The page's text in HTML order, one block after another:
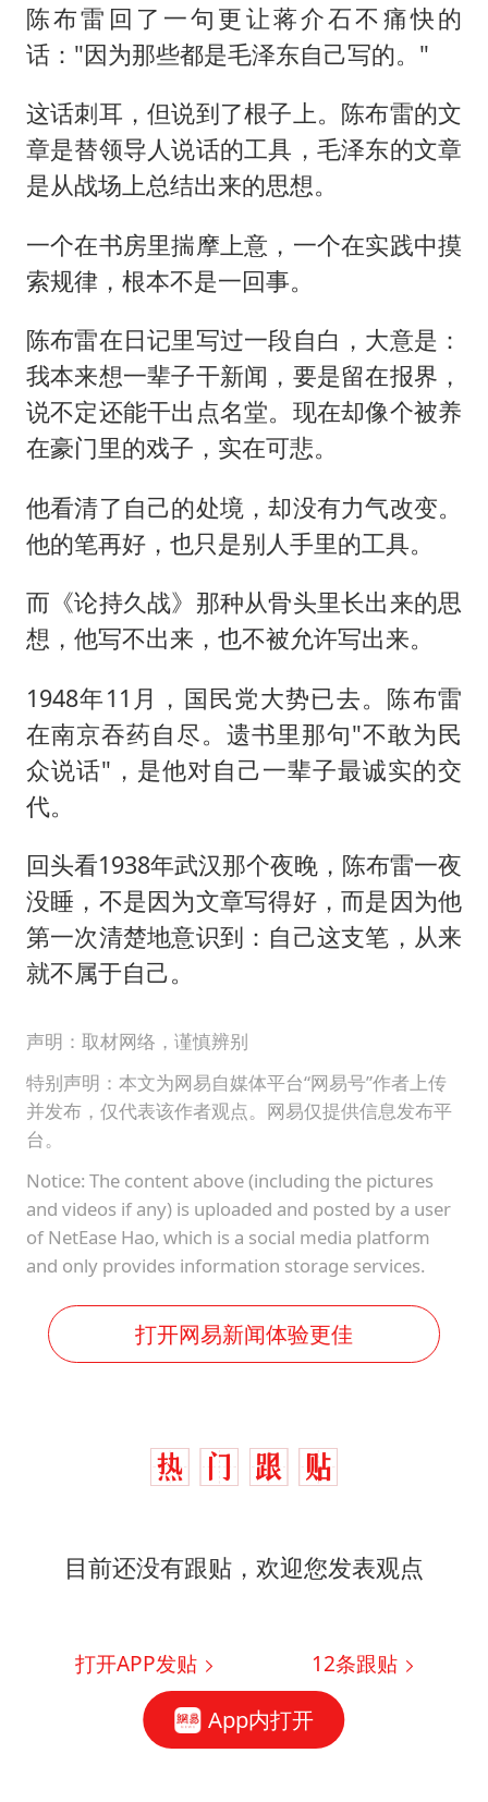
陈布雷回了一句更让蒋介石不痛快的
话："因为那些都是毛泽东自己写的。"
这话刺耳，但说到了根子上。陈布雷的文
章是替领导人说话的工具，毛泽东的文章
是从战场上总结出来的思想。
一个在书房里揣摩上意，一个在实践中摸
索规律，根本不是一回事。
陈布雷在日记里写过一段自白，大意是：
我本来想一辈子干新闻，要是留在报界，
说不定还能干出点名堂。现在却像个被养
在豪门里的戏子，实在可悲。
他看清了自己的处境，却没有力气改变。
他的笔再好，也只是别人手里的工具。
而《论持久战》那种从骨头里长出来的思
想，他写不出来，也不被允许写出来。
1948年11月，国民党大势已去。陈布雷
在南京吞药自尽。遗书里那句"不敢为民
众说话"，是他对自己一辈子最诚实的交
代。
回头看1938年武汉那个夜晚，陈布雷一夜
没睡，不是因为文章写得好，而是因为他
第一次清楚地意识到：自己这支笔，从来
就不属于自己。
声明：取材网络，谨慎辨别
特别声明：本文为网易自媒体平台“网易号”作者上传
并发布，仅代表该作者观点。网易仅提供信息发布平
台。
Notice: The content above (including the pictures
and videos if any) is uploaded and posted by a user
of NetEase Hao, which is a social media platform
and only provides information storage services.
打开网易新闻体验更佳
目前还没有跟贴，欢迎您发表观点
打开APP发贴 12条跟贴
App内打开